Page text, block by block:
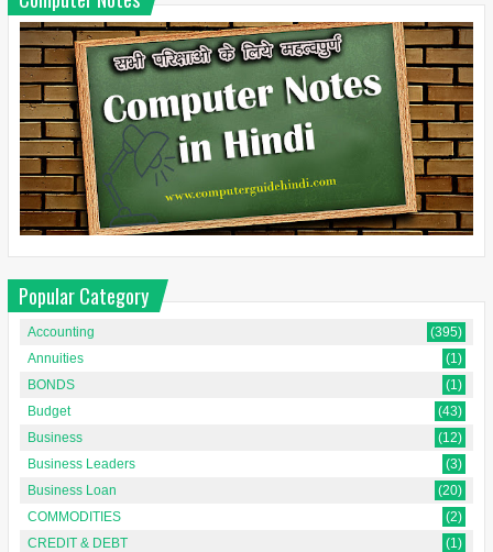
Popular Category
Accounting
(395)
Annuities
(1)
BONDS
(1)
Budget
(43)
Business
(12)
Business Leaders
(3)
Business Loan
(20)
COMMODITIES
(2)
CREDIT & DEBT
(1)